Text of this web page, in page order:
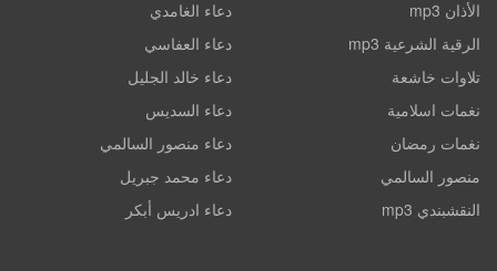
الأذان mp3
الرقية الشرعية mp3
تلاوات خاشعة
نغمات اسلامية
نغمات رمضان
منصور السالمي
النقشبندي mp3
دعاء الغامدي
دعاء العفاسي
دعاء خالد الجليل
دعاء السديس
دعاء منصور السالمي
دعاء محمد جبريل
دعاء ادريس أبكر